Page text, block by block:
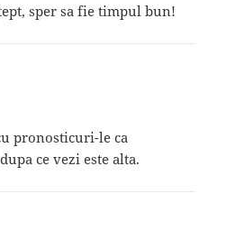
sper sa fie timpul bun!
pronosticuri-le ca
ce vezi este alta.